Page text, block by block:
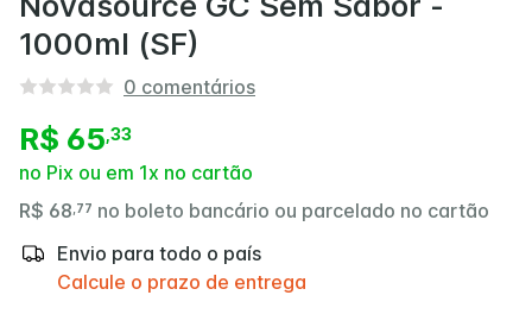
1000ml (SF)
0 comentários
R$ 65 33
no Pix ou em 1x no cartão
R$ 68 77 no boleto bancário ou parcelado no cartão
Envio para todo o país
Calcule o prazo de entrega